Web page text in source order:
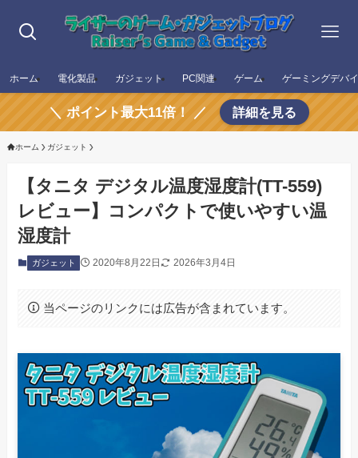
ホーム 電化製品 ガジェット PC関連 ゲーム ゲーミングデバ
＼ ポイント最大11倍！ ／ 詳細を見る
ホーム ガジェット
【タニタ デジタル温度湿度計(TT-559)
レビュー】コンパクトで使いやすい温
湿度計
ガジェット 2020年8月22日 2026年3月4日
当ページのリンクには広告が含まれています。